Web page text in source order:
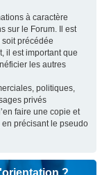
à caractère
sur le Forum. Il est
précédée
il est important que
les autres
politiques,
privés
faire une copie et
en précisant le pseudo
?